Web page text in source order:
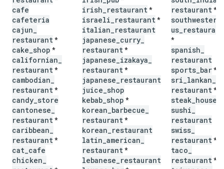
cafe
cafeteria
cajun
restaurant*
cake shop *
californian
restaurant*
cambodian
restaurant*
candy store
cantonese
restaurant*
caribbean
restaurant*
cat cafe
chicken
irish restaurant*
israeli restaurant*
italian restaurant
japanese curry
restaurant*
japanese izakaya
restaurant*
japanese restaurant
juice shop
kebab shop *
korean barbecue
restaurant*
korean restaurant
latin american
restaurant*
lebanese restaurant
restaurant*
southwestern
us restaurant
*
spanish
restaurant
sports bar*
sri lankan
restaurant*
steak house
sushi
restaurant
swiss
restaurant*
taco
restaurant*